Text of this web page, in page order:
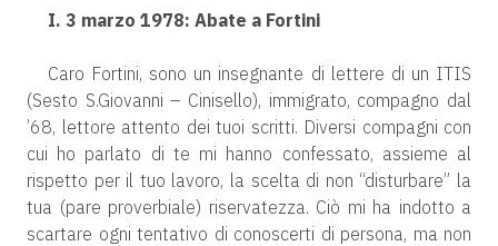
I. 3 marzo 1978: Abate a Fortini
Caro Fortini, sono un insegnante di lettere di un ITIS
(Sesto S.Giovanni – Cinisello), immigrato, compagno dal
’68, lettore attento dei tuoi scritti. Diversi compagni con
cui ho parlato di te mi hanno confessato, assieme al
rispetto per il tuo lavoro, la scelta di non “disturbare” la
tua (pare proverbiale) riservatezza. Ciò mi ha indotto a
scartare ogni tentativo di conoscerti di persona, ma non